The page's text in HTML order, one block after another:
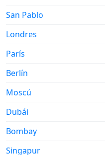
San Pablo
Londres
París
Berlín
Moscú
Dubái
Bombay
Singapur